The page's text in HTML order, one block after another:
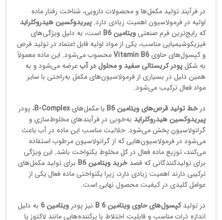
در فرآیند تولید مکمل‌ها و محصولات دارویی، شناخت رفتار ماده
اولیه در فرمولاسیون اهمیت زیادی دارد. پیریدوکسین هیدروکلراید
که رایج‌ترین فرم صنعتیویتامین B6
است، به دلیل ویژگی‌های
فیزیکوشیمیایی مناسب، یکی از مواد اولیه قابل اعتماد در تولید قرص
و کپسول‌های حاویVitamin B6محسوب می‌شود. این ماده معمولاً
به شکلپودر کریستالی سفید و محلول در آبعرضه می‌شود و به
همین دلیل در بسیاری از فرمولاسیون‌های مکمل به‌راحتی با سایر
مواد فعال ترکیب می‌شود.
در خط تولید قرص‌های ویتامین B6 یا مکمل‌هایB‑Complex، پودر
پیریدوکسین هیدروکلراید به‌خوبی در فرآیندهای مخلوط‌سازی و
گرانولاسیون پخش می‌شود. حلالیت مناسب این ماده در آب باعث
می‌شود در فرمولاسیون‌هایی که از گرانولاسیون مرطوب استفاده
می‌کنند، توزیع ماده فعال در کل مخلوط یکنواخت باشد. این ویژگی
برای تولیدکنندگانی که قصد خرید ویتامین B6
برای تولید مکمل‌های
ترکیبی دارند اهمیت زیادی دارد، زیرا یکنواختی ماده فعال یکی از
عوامل کلیدی در کیفیت محصول نهایی است.
در تولیدکپسول‌های حاوی ویتامین B 6 نیز پودر ویتامین 6
به دلیل
اندازه ذرات مناسب و قابلیت اختلاط با پرکننده‌هایی مانند لاکتوز یا